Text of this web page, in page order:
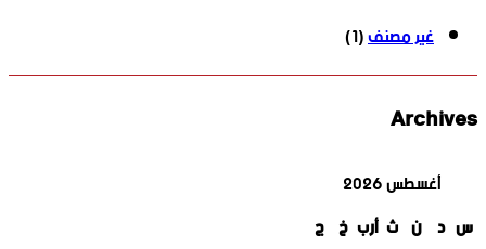
غير مصنف(1)
Archives
أغسطس 2026
س د ن ثأرب خ ج